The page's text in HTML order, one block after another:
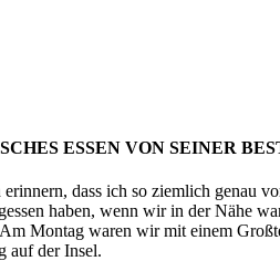
ESSEN VON SEINER
dass ich so ziemlich genau
haben, wenn wir in der Nähe
Montag waren wir mit einem
auf der Insel.